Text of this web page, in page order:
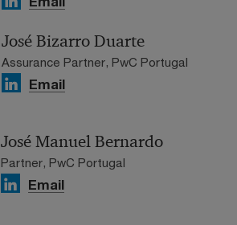
José Bizarro Duarte
Assurance Partner, PwC Portugal
Email
José Manuel Bernardo
Partner, PwC Portugal
Email